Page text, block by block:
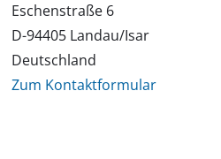
Eschenstraße 6
D-94405 Landau/Isar
Deutschland
Zum Kontaktformular